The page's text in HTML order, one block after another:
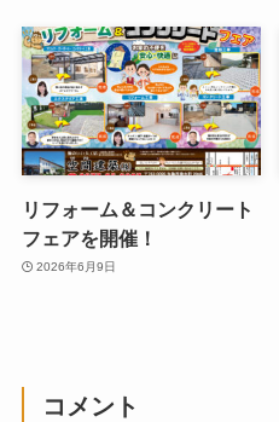
リフォーム＆コンクリート
フェアを開催！
2026年6月9日
コメント